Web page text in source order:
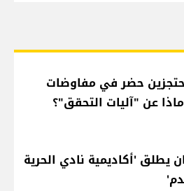
حضر في مفاوضات
عن "آليات التحقق"؟
يطلق 'أكاديمية نادي الحرية